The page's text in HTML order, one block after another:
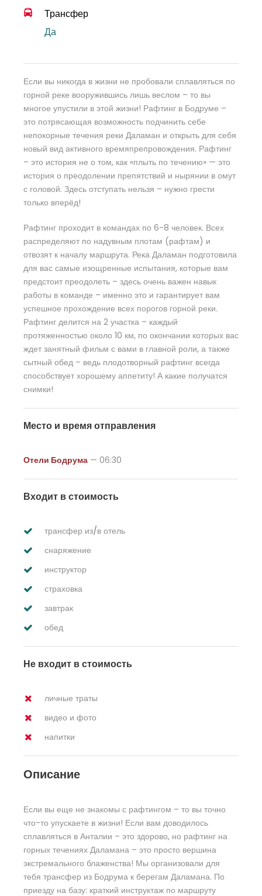
Трансфер
Да
Если вы никогда в жизни не пробовали сплавляться по
горной реке вооружившись лишь веслом – то вы
многое упустили в этой жизни! Рафтинг в Бодруме –
это потрясающая возможность подчинить себе
непокорные течения реки Даламан и открыть для себя
новый вид активного времяпрепровождения. Рафтинг
– это история не о том, как «плыть по течению» — это
история о преодолении препятствий и нырянии в омут
с головой. Здесь отступать нельзя – нужно грести
только вперёд!
Рафтинг проходит в командах по 6-8 человек. Всех
распределяют по надувным плотам (рафтам) и
отвозят к началу маршрута. Река Даламан подготовила
для вас самые изощренные испытания, которые вам
предстоит преодолеть – здесь очень важен навык
работы в команде – именно это и гарантирует вам
успешное прохождение всех порогов горной реки.
Рафтинг делится на 2 участка – каждый
протяженностью около 10 км, по окончании которых вас
ждет занятный фильм с вами в главной роли, а также
сытный обед – ведь плодотворный рафтинг всегда
способствует хорошему аппетиту! А какие получатся
снимки!
Место и время отправления
Отели Бодрума — 06:30
Входит в стоимость
трансфер из/в отель
снаряжение
инструктор
страховка
завтрак
обед
Не входит в стоимость
личные траты
видео и фото
напитки
Описание
Если вы еще не знакомы с рафтингом – то вы точно
что-то упускаете в жизни! Если вам доводилось
сплавляться в Анталии – это здорово, но рафтинг на
горных течениях Даламана – это просто вершина
экстремального блаженства! Мы организовали для
тебя трансфер из Бодрума к берегам Даламана. По
приезду на базу: краткий инструктаж по маршруту